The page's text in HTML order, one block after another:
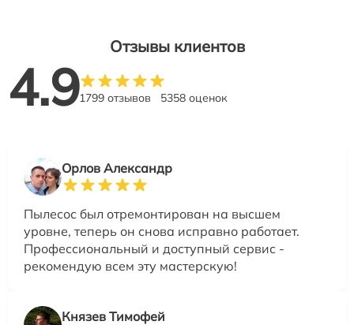
Отзывы клиентов
4.91799 отзывов 5358 оценок
Орлов Александр
Пылесос был отремонтирован на высшем
уровне, теперь он снова исправно работает.
Профессиональный и доступный сервис -
рекомендую всем эту мастерскую!
Князев Тимофей